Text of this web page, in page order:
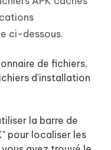
ci-dessous.
de fichiers,
d'installation
la barre de
pour localiser les